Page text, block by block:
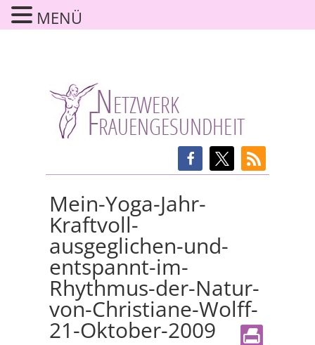
Mein-Yoga-Jahr-
Kraftvoll-
ausgeglichen-und-
entspannt-im-
Rhythmus-der-Natur-
von-Christiane-Wolff-
21-Oktober-2009
MENÜ